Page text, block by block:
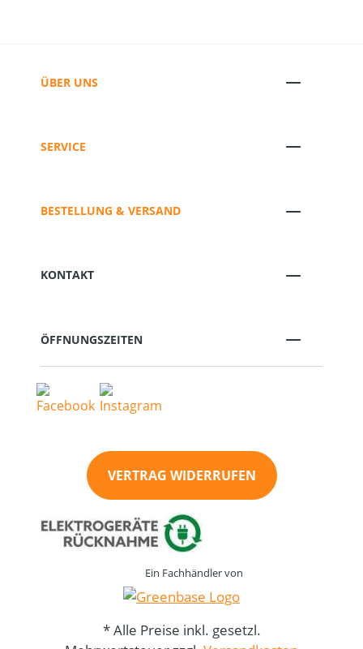
ÜBER UNS
SERVICE
BESTELLUNG & VERSAND
KONTAKT
ÖFFNUNGSZEITEN
VERTRAG WIDERRUFEN
Ein Fachhändler von
* Alle Preise inkl. gesetzl.